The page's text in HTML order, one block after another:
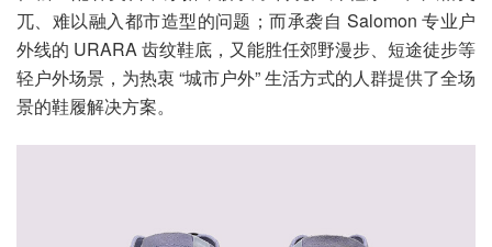
兀、难以融入都市造型的问题；而承袭自 Salomon 专业户
外线的 URARA 齿纹鞋底，又能胜任郊野漫步、短途徒步等
轻户外场景，为热衷 “城市户外” 生活方式的人群提供了全场
景的鞋履解决方案。